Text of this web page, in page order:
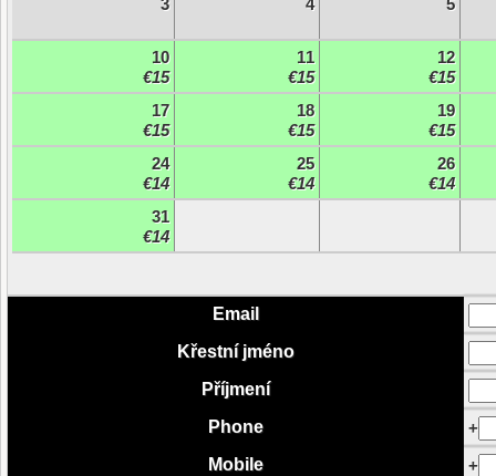
3 4 5
10
€15
11
€15
12
€15
17
€15
18
€15
19
€15
24
€14
25
€14
26
€14
31
€14
Email
Křestní jméno
Příjmení
Phone
+
Mobile
+